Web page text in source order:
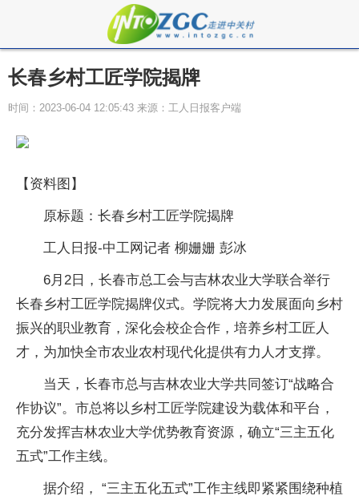
长春乡村工匠学院揭牌
时间：2023-06-04 12:05:43 来源：工人日报客户端
【资料图】
原标题：长春乡村工匠学院揭牌
工人日报-中工网记者 柳姗姗 彭冰
6月2日，长春市总工会与吉林农业大学联合举行
长春乡村工匠学院揭牌仪式。学院将大力发展面向乡村
振兴的职业教育，深化会校企合作，培养乡村工匠人
才，为加快全市农业农村现代化提供有力人才支撑。
当天，长春市总与吉林农业大学共同签订“战略合
作协议”。市总将以乡村工匠学院建设为载体和平台，
充分发挥吉林农业大学优势教育资源，确立“三主五化
五式”工作主线。
据介绍， “三主五化五式”工作主线即紧紧围绕种植